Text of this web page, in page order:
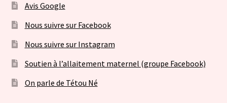
Avis Google
Nous suivre sur Facebook
Nous suivre sur Instagram
Soutien à l’allaitement maternel (groupe Facebook)
On parle de Tétou Né